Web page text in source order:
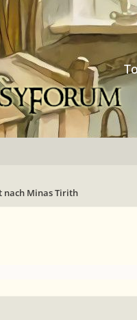
nach Minas Tirith